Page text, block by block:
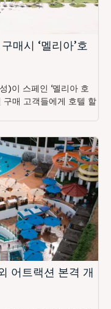
매시 ‘멜리아’호
)이 스페인 ‘멜리아 호
구매 고객들에게 호텔 할
어트랙션 본격 개